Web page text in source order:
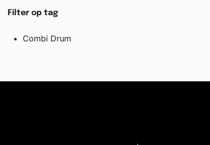
Filter op tag
Combi Drum